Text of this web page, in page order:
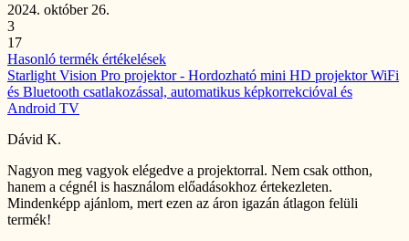
2024. október 26.
3
17
Hasonló termék értékelések
Starlight Vision Pro projektor - Hordozható mini HD projektor WiFi
és Bluetooth csatlakozással, automatikus képkorrekcióval és
Android TV
Dávid K.
Nagyon meg vagyok elégedve a projektorral. Nem csak otthon,
hanem a cégnél is használom előadásokhoz értekezleten.
Mindenképp ajánlom, mert ezen az áron igazán átlagon felüli
termék!